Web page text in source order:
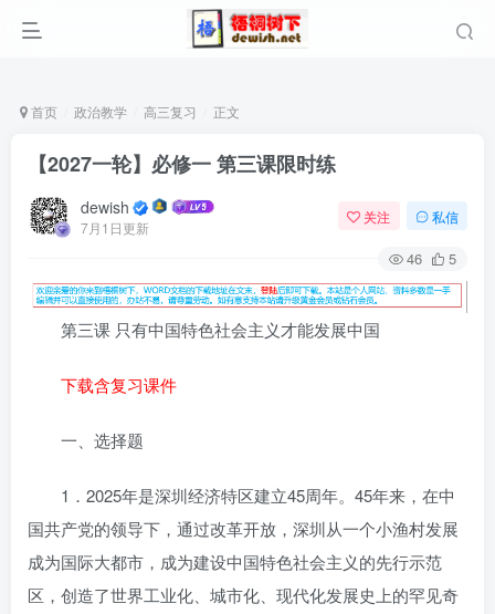
首页 政治教学 高三复习 正文
【2027一轮】必修一 第三课限时练
dewish
7月1日更新
关注 私信
46 5
第三课 只有中国特色社会主义才能发展中国
下载含复习课件
一、选择题
1．2025年是深圳经济特区建立45周年。45年来，在中
国共产党的领导下，通过改革开放，深圳从一个小渔村发展
成为国际大都市，成为建设中国特色社会主义的先行示范
区，创造了世界工业化、城市化、现代化发展史上的罕见奇